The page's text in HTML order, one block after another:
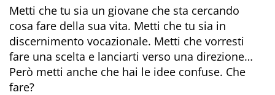
Metti che tu sia un giovane che sta cercando
cosa fare della sua vita. Metti che tu sia in
discernimento vocazionale. Metti che vorresti
fare una scelta e lanciarti verso una direzione…
Però metti anche che hai le idee confuse. Che
fare?